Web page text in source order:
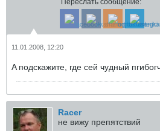
Переслать сообщение:
11.01.2008, 12:20
A подскажите, где сей чудный
Racer
не вижу препятствий